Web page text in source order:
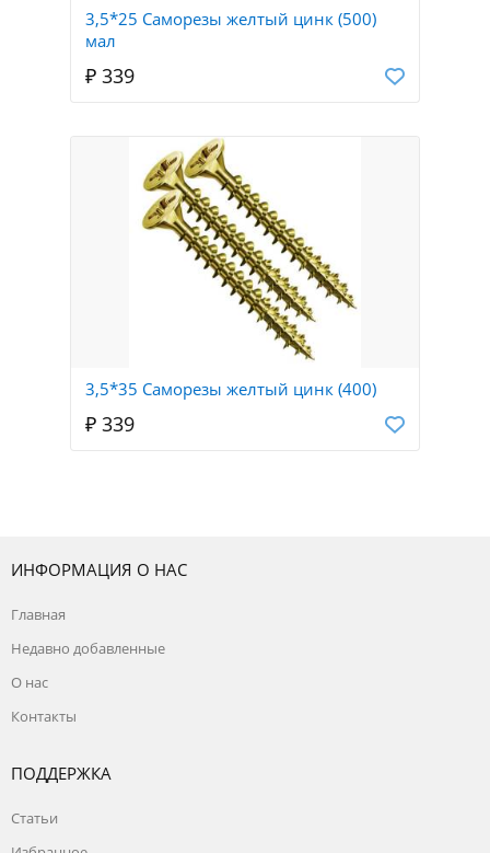
3,5*25 Саморезы желтый цинк (500)
мал
₽ 339
3,5*35 Саморезы желтый цинк (400)
₽ 339
ИНФОРМАЦИЯ О НАС
Главная
Недавно добавленные
О нас
Контакты
ПОДДЕРЖКА
Статьи